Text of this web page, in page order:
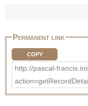
Permanent link
COPY
http://pascal-